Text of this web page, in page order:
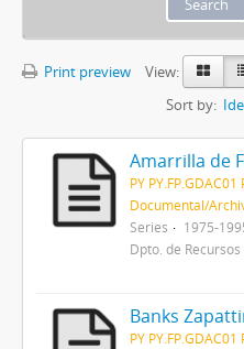
Print preview
View:
Sort by:
PY
Documental/
Series
1975-
Dpto. de
PY